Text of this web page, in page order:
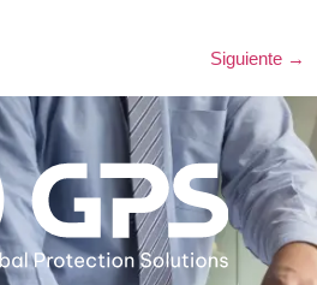
Siguiente →